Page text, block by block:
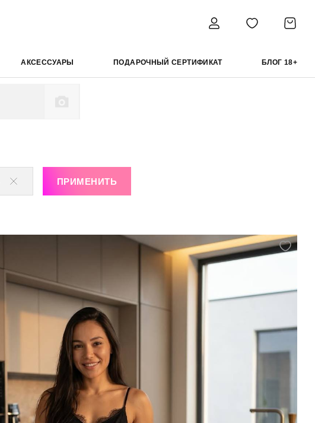
АКСЕССУАРЫ ПОДАРОЧНЫЙ СЕРТИФИКАТ БЛОГ 18+
ПРИМЕНИТЬ